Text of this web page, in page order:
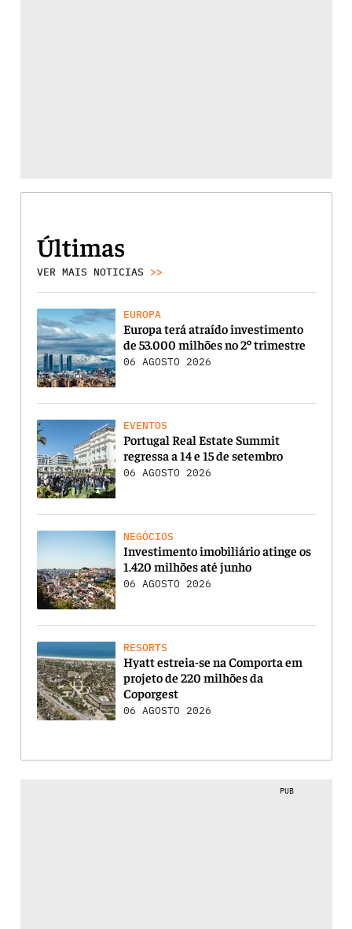
Últimas
VER MAIS NOTICIAS >>
EUROPA
Europa terá atraído investimento
de 53.000 milhões no 2º trimestre
06 AGOSTO 2026
EVENTOS
Portugal Real Estate Summit
regressa a 14 e 15 de setembro
06 AGOSTO 2026
NEGÓCIOS
Investimento imobiliário atinge os
1.420 milhões até junho
06 AGOSTO 2026
RESORTS
Hyatt estreia-se na Comporta em
projeto de 220 milhões da
Coporgest
06 AGOSTO 2026
PUB